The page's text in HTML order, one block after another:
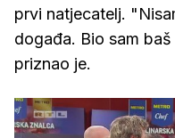
prvi natjecatelj.
događa. Bio sam
priznao je.